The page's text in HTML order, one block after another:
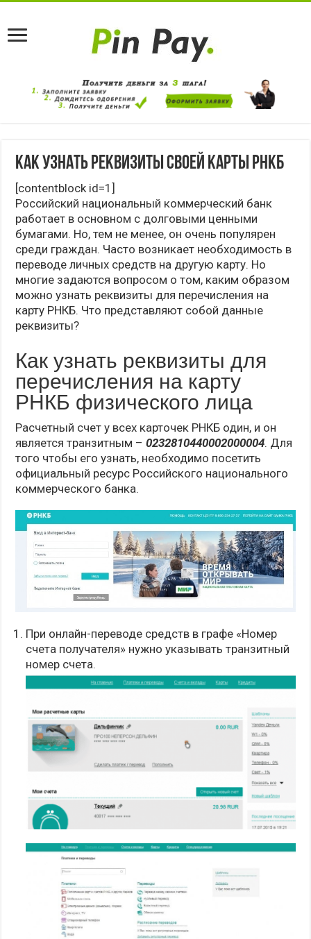
Как узнать реквизиты своей карты РНКБ
[contentblock id=1]
Российский национальный коммерческий банк
работает в основном с долговыми ценными
бумагами. Но, тем не менее, он очень популярен
среди граждан. Часто возникает необходимость в
переводе личных средств на другую карту. Но
многие задаются вопросом о том, каким образом
можно узнать реквизиты для перечисления на
карту РНКБ. Что представляют собой данные
реквизиты?
Как узнать реквизиты для
перечисления на карту
РНКБ физического лица
Расчетный счет у всех карточек РНКБ один, и он
является транзитным –0232810440002000004. Для
того чтобы его узнать, необходимо посетить
официальный ресурс Российского национального
коммерческого банка.
При онлайн-переводе средств в графе «Номер
счета получателя» нужно указывать транзитный
номер счета.